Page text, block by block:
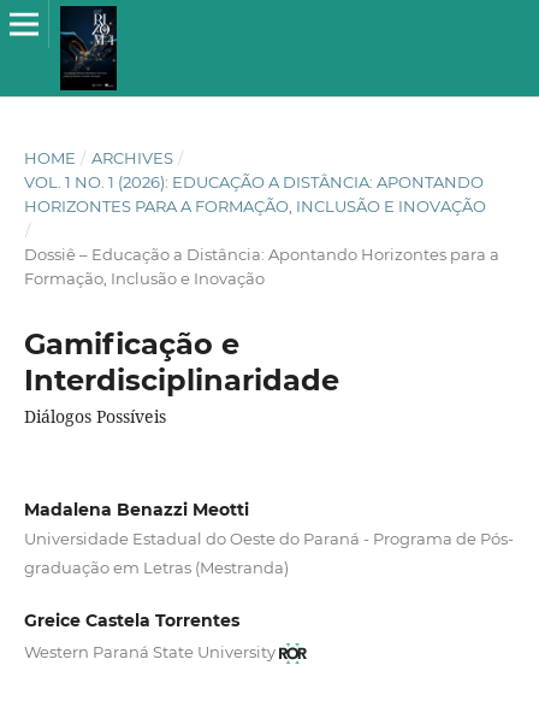
HOME / ARCHIVES /
VOL. 1 NO. 1 (2026): EDUCAÇÃO A DISTÂNCIA: APONTANDO
HORIZONTES PARA A FORMAÇÃO, INCLUSÃO E INOVAÇÃO
/
Dossiê – Educação a Distância: Apontando Horizontes para a
Formação, Inclusão e Inovação
Gamificação e
Interdisciplinaridade
Diálogos Possíveis
Madalena Benazzi Meotti
Universidade Estadual do Oeste do Paraná - Programa de Pós-
graduação em Letras (Mestranda)
Greice Castela Torrentes
Western Paraná State University